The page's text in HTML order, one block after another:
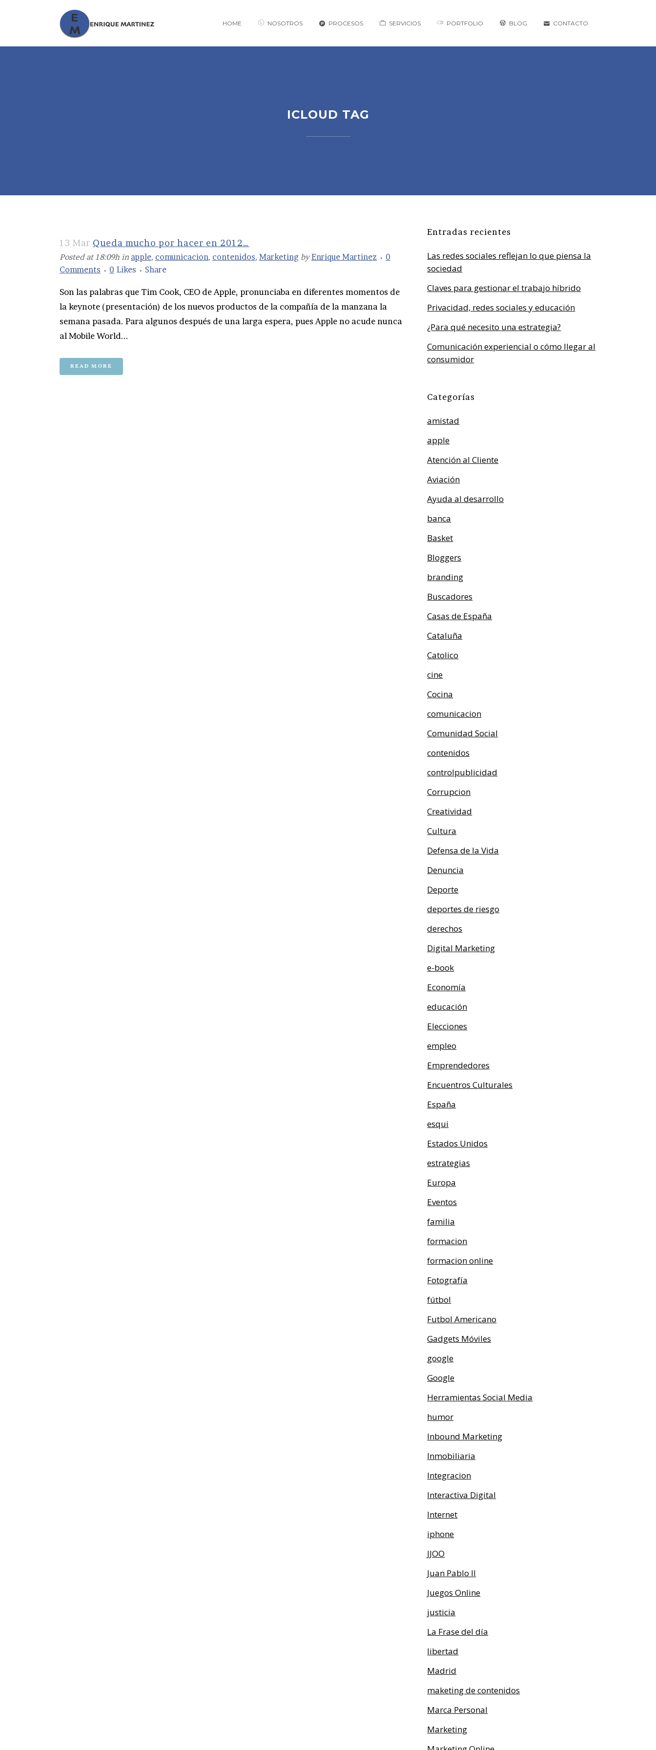
HOME NOSOTROS PROCESOS SERVICIOS PORTFOLIO BLOG CONTACTO
ICLOUD TAG
13 Mar Queda mucho por hacer en 2012…
Posted at 18:09h in apple, comunicacion, contenidos, Marketing byEnrique Martinez
0
Comments
0 Likes Share
Son las palabras que Tim Cook, CEO de Apple, pronunciaba en diferentes momentos de
la keynote (presentación) de los nuevos productos de la compañía de la manzana la
semana pasada. Para algunos después de una larga espera, pues Apple no acude nunca
al Mobile World...
READ MORE
Entradas recientes
Las redes sociales reflejan lo que piensa la
sociedad
Claves para gestionar el trabajo híbrido
Privacidad, redes sociales y educación
¿Para qué necesito una estrategia?
Comunicación experiencial o cómo llegar al
consumidor
Categorías
amistad
apple
Atención al Cliente
Aviación
Ayuda al desarrollo
banca
Basket
Bloggers
branding
Buscadores
Casas de España
Cataluña
Catolico
cine
Cocina
comunicacion
Comunidad Social
contenidos
controlpublicidad
Corrupcion
Creatividad
Cultura
Defensa de la Vida
Denuncia
Deporte
deportes de riesgo
derechos
Digital Marketing
e-book
Economía
educación
Elecciones
empleo
Emprendedores
Encuentros Culturales
España
esqui
Estados Unidos
estrategias
Europa
Eventos
familia
formacion
formacion online
Fotografía
fútbol
Futbol Americano
Gadgets Móviles
google
Google
Herramientas Social Media
humor
Inbound Marketing
Inmobiliaria
Integracion
Interactiva Digital
Internet
iphone
JJOO
Juan Pablo II
Juegos Online
justicia
La Frase del día
libertad
Madrid
maketing de contenidos
Marca Personal
Marketing